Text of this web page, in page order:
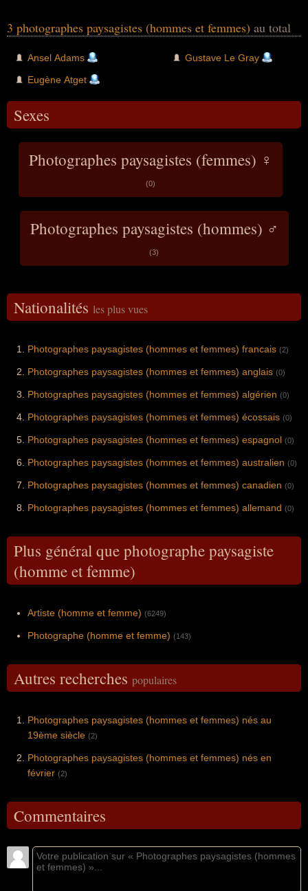
3 photographes paysagistes (hommes et femmes) au total
Ansel Adams
Eugène Atget
Gustave Le Gray
Sexes
Photographes paysagistes (femmes) ♀
(0)
Photographes paysagistes (hommes) ♂
(3)
Nationalités les plus vues
Photographes paysagistes (hommes et femmes) francais (2)
Photographes paysagistes (hommes et femmes) anglais (0)
Photographes paysagistes (hommes et femmes) algérien (0)
Photographes paysagistes (hommes et femmes) écossais (0)
Photographes paysagistes (hommes et femmes) espagnol (0)
Photographes paysagistes (hommes et femmes) australien (0)
Photographes paysagistes (hommes et femmes) canadien (0)
Photographes paysagistes (hommes et femmes) allemand (0)
Plus général que photographe paysagiste
(homme et femme)
Artiste (homme et femme) (6249)
Photographe (homme et femme) (143)
Autres recherches populaires
Photographes paysagistes (hommes et femmes) nés au
19ème siècle (2)
Photographes paysagistes (hommes et femmes) nés en
février (2)
Commentaires